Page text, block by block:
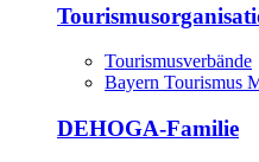
Tourismusverbände
Bayern Tourismus
DEHOGA-Familie